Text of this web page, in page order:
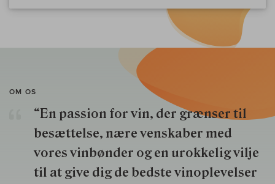
OM OS
“En passion for vin, der grænser til
besættelse, nære venskaber med
vores vinbønder og en urokkelig vilje
til at give dig de bedste vinoplevelser